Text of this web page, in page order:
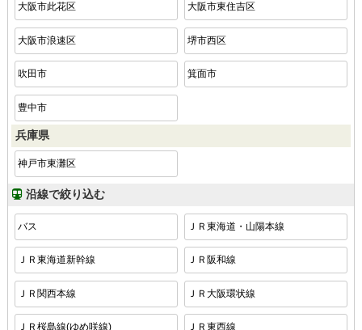
大阪市此花区 大阪市東住吉区
大阪市浪速区 堺市西区
吹田市 箕面市
豊中市
兵庫県
神戸市東灘区
沿線で絞り込む
バス ＪＲ東海道・山陽本線
ＪＲ東海道新幹線 ＪＲ阪和線
ＪＲ関西本線 ＪＲ大阪環状線
ＪＲ桜島線(ゆめ咲線) ＪＲ東西線